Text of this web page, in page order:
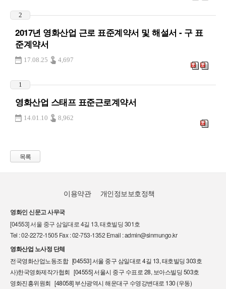
2
2017년 영화산업 근로 표준계약서 및 해설서 - 구 표
준계약서
17.08.25 4,697
1
영화산업 스태프 표준근로계약서
14.01.10 8,962
목록
이용약관 개인정보보호정책
영화인 신문고 사무국
[04553] 서울 중구 삼일대로 4길 13, 태호빌딩 301호
Tel : 02-2272-1505 Fax : 02-753-1352 Email : admin@sinmungo.kr
영화산업 노사정 단체
전국영화산업노동조합 [04553] 서울 중구 삼일대로 4길 13, 태호빌딩 303호
사)한국영화제작가협회 [04555] 서울시 중구 수표로 28, 보아스빌딩 503호
영화진흥위원회 [48058] 부산광역시 해운대구 수영강변대로 130 (우동)